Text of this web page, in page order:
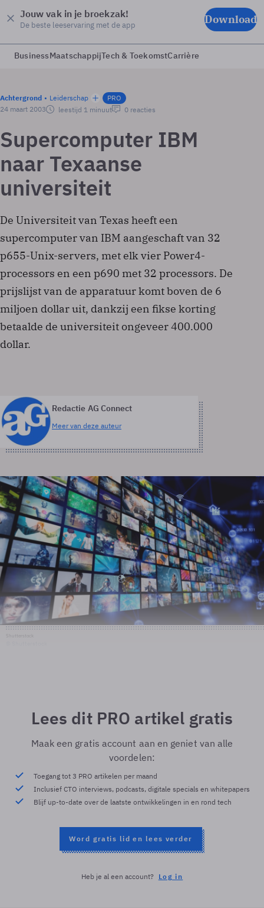
Jouw vak in je broekzak!
De beste leeservaring met de app Download
BusinessMaatschappijTech & ToekomstCarrière
Achtergrond Leiderschap
PRO
24 maart 2003
leestijd 1 minuut 0 reacties
Supercomputer IBM
naar Texaanse
universiteit
De Universiteit van Texas heeft een
supercomputer van IBM aangeschaft van 32
p655-Unix-servers, met elk vier Power4-
processors en een p690 met 32 processors. De
prijslijst van de apparatuur komt boven de 6
miljoen dollar uit, dankzij een fikse korting
betaalde de universiteit ongeveer 400.000
dollar.
Redactie AG Connect
Meer van deze auteur
Lees dit PRO artikel gratis
Maak een gratis account aan en geniet van alle
voordelen:
Toegang tot 3 PRO artikelen per maand
Inclusief CTO interviews, podcasts, digitale specials en whitepapers
Blijf up-to-date over de laatste ontwikkelingen in en rond tech
Word gratis lid en lees verder
Heb je al een account? Log in